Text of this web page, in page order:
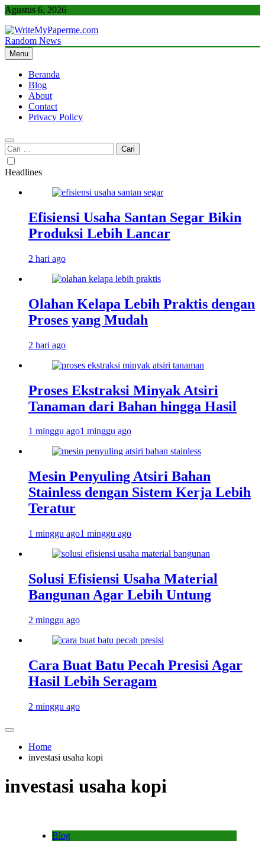
Skip
content
Agustus 6, 2026
WriteMyPaperme.com
Bisnis, Kuliner, Teknologi
Random News
Menu
Beranda
Blog
About
Contact
Privacy Policy
Cari
untuk:
Headlines
Efisiensi Usaha Santan Segar Bikin
Produksi Lebih Lancar
2 hari ago
Olahan Kelapa Lebih Praktis dengan
Proses yang Mudah
2 hari ago
Proses Ekstraksi Minyak Atsiri
Tanaman dari Bahan hingga Hasil
1 minggu ago1 minggu ago
Mesin Penyuling Atsiri Bahan
Stainless dengan Sistem Kerja Lebih
Teratur
1 minggu ago1 minggu ago
Solusi Efisiensi Usaha Material
Bangunan Agar Lebih Untung
2 minggu ago
Cara Buat Batu Pecah Presisi Agar
Hasil Lebih Seragam
2 minggu ago
Home
investasi usaha kopi
investasi usaha kopi
Blog